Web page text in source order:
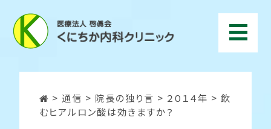
> 通信 > 院長の独り言 > ２０１４年 >飲
むヒアルロン酸は効きますか？